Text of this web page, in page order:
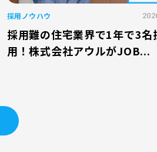
採用ノウハウ
採用難の住宅業界で1年で3名
用！株式会社アウルがJOB...